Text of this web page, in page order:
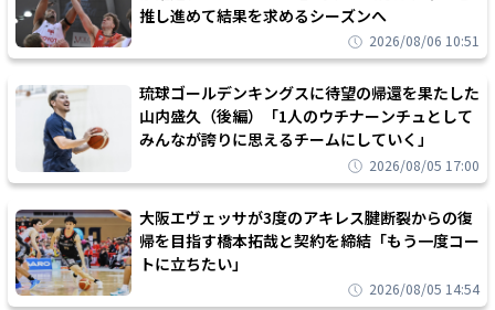
推し進めて結果を求めるシーズンへ
2026/08/06 10:51
琉球ゴールデンキングスに待望の帰還を果たした
山内盛久（後編）「1人のウチナーンチュとして
みんなが誇りに思えるチームにしていく」
2026/08/05 17:00
大阪エヴェッサが3度のアキレス腱断裂からの復
帰を目指す橋本拓哉と契約を締結「もう一度コー
トに立ちたい」
2026/08/05 14:54